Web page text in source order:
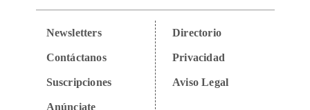
Newsletters
Contáctanos
Suscripciones
Anúnciate
Directorio
Privacidad
Aviso Legal